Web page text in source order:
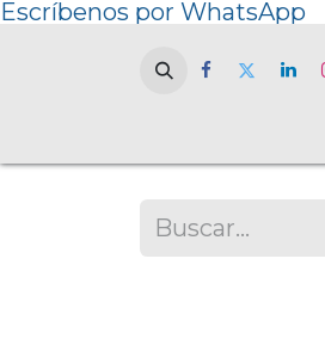
Escríbenos por WhatsApp